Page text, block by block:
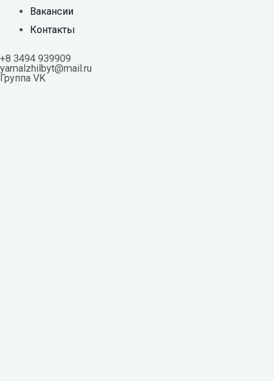
Вакансии
Контакты
+8 3494 939909
yamalzhilbyt@mail.ru
Группа VK